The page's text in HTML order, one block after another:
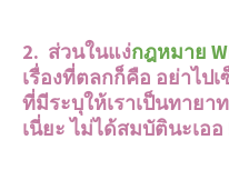
2. ส่วนในแง่กฎหมาย
เรื่องที่ตลกก็คือ อย่าไป
ที่มีระบุให้เราเป็นทายา
เนี่ยะ ไม่ได้สมบัตินะเออ